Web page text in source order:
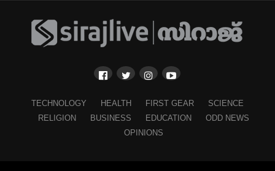
TECHNOLOGY HEALTH FIRST GEAR
SCIENCE
RELIGION
BUSINESS EDUCATION
ODD NEWS
OPINIONS